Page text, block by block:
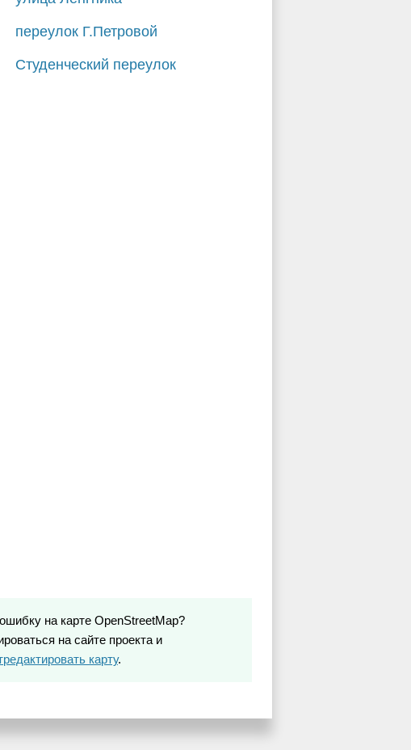
переулок Г.Петровой
Студенческий переулок
на карте OpenStreetMap?
на сайте проекта и
карту.